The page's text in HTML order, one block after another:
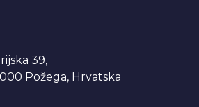
39,
Požega, Hrvatska